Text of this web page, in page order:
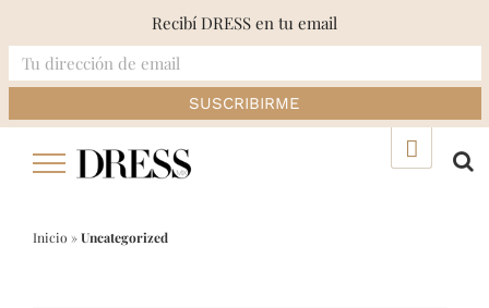
Inicio »Uncategorized
Recibí DRESS en tu email